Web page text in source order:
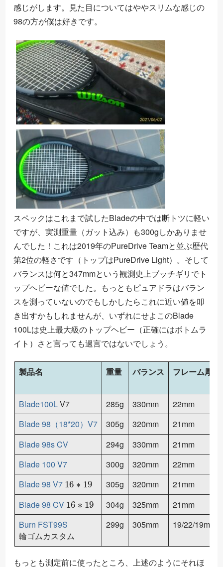
感じがします。見た目についてはややスリムな感じの
98の方が僕は好きです。
スペックはこれまで試したBladeの中では断トツに軽い
ですが、実測重量（ガット込み）も300gしかありませ
んでした！これは2019年のPureDrive Teamと並ぶ歴代
第2位の軽さです（トップはPureDrive Light）。そして
バランスは何と347mmという観測史上ブッチギリでト
ップヘビーな値でした。もっともピュアドラはバラン
スを測っていないのでもしかしたらこれに近い値を叩
き出すかもしれませんが、いずれにせよこのBlade
100Lは史上最大級のトップヘビー（正確にはボトムラ
イト）さと言っても過言ではないでしょう。
製品名 重量 バランス フレーム厚
Blade100LV7 285g 330mm
22mm
Blade 98（18*20）V7
305g 320mm
21mm
Blade 98s CV
294g 330mm
21mm
Blade 100 V7
300g 320mm
22mm
Blade 98 V7
16∗19
305g 320mm
21mm
Blade 98 CV
16∗19
304g 325mm
21mm
Burn FST99S
輪ゴムカスタム
299g 305mm 19/22/19mm
もっとも測定前に使ったところ、上述のようにそれほ